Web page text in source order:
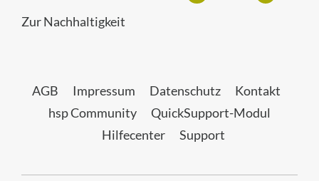
Zur Nachhaltigkeit
AGB Impressum Datenschutz
Kontakt
hsp Community
QuickSupport-Modul
Hilfecenter
Support